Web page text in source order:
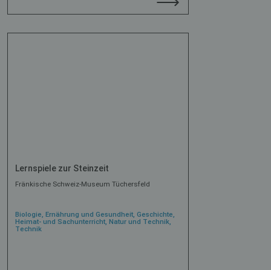
Lernspiele zur Steinzeit
Fränkische Schweiz-Museum Tüchersfeld
Biologie, Ernährung und Gesundheit, Geschichte,
Heimat- und Sachunterricht, Natur und Technik,
Technik